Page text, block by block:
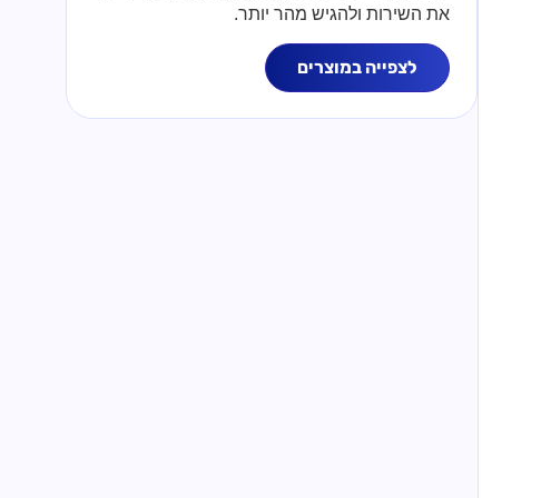
את השירות ולהגיש מהר יותר.
לצפייה במוצרים